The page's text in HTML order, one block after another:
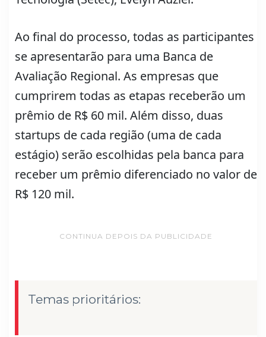
Ao final do processo, todas as participantes
se apresentarão para uma Banca de
Avaliação Regional. As empresas que
cumprirem todas as etapas receberão um
prêmio de R$ 60 mil. Além disso, duas
startups de cada região (uma de cada
estágio) serão escolhidas pela banca para
receber um prêmio diferenciado no valor de
R$ 120 mil.
CONTINUA DEPOIS DA PUBLICIDADE
Temas prioritários: